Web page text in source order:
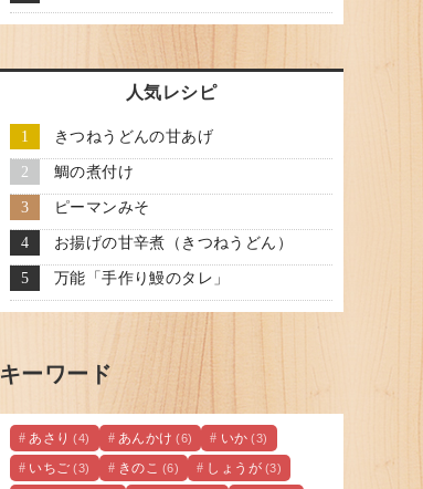
人気レシピ
きつねうどんの甘あげ
鯛の煮付け
ピーマンみそ
お揚げの甘辛煮（きつねうどん）
万能「手作り鰻のタレ」
キーワード
あさり (4) あんかけ (6) いか (3)
いちご (3) きのこ (6) しょうが (3)